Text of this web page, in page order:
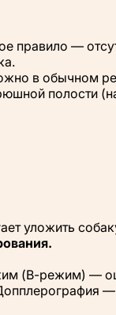
правило —
в обычном
полости
уложить
(В-режим) —
—